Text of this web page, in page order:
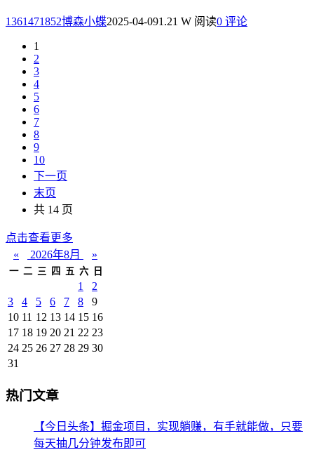
1361471852博森小蝶2025-04-091.21 W 阅读0 评论
1
2
3
4
5
6
7
8
9
10
下一页
末页
共 14 页
点击查看更多
«
2026年8月 »
一 二 三 四 五 六 日
1
2
3
4 5 6 7 8
9
10 11 12 13 14 15 16
17 18 19 20 21 22 23
24 25 26 27 28 29 30
31
热门文章
【今日头条】掘金项目，实现躺赚，有手就能做，只要
每天抽几分钟发布即可